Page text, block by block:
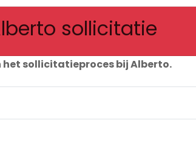
sollicitatie
sollicitatieproces bij Alberto.